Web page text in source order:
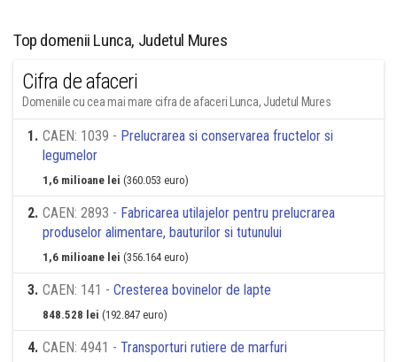
Top domenii Lunca, Judetul Mures
Cifra de afaceri
Domeniile cu cea mai mare cifra de afaceri Lunca, Judetul Mures
1. CAEN: 1039 - Prelucrarea si conservarea fructelor si
legumelor
1,6 milioane lei (360.053 euro)
2. CAEN: 2893 - Fabricarea utilajelor pentru prelucrarea
produselor alimentare, bauturilor si tutunului
1,6 milioane lei (356.164 euro)
3. CAEN: 141 - Cresterea bovinelor de lapte
848.528 lei (192.847 euro)
4. CAEN: 4941 - Transporturi rutiere de marfuri